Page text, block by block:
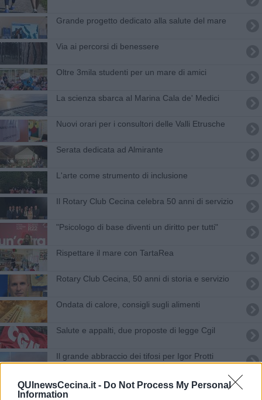
QUInewsCecina.it - Do Not Process My Personal
Information
Grande progetto dedicato alla salute del mare
Via ai percorsi di benessere
Oltre 3mila studenti per un mare di amici
La scienza sbarca al Marina Cala de' Medici
Nuovi orari per i consultori delle Valli Etrusche
Serata dedicata ad Almirante
L'arte come strumento di inclusione
Il Rotary Club Cecina celebra 50 anni di servizio
"Psicologo di base diventi un diritto per tutti"
Rispettare il mare con TartaRea
Rotary Club Cecina, 50 anni di storia e servizio
Ondata di calore, consigli sugli alimenti
Salute e appalti, due proposte di legge Cgil
Il grande abbraccio dei tifosi per Igor Protti
E' morto Igor Protti